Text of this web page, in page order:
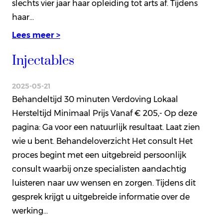
slechts vier jaar haar opleiding tot arts af. Tijdens
haar…
Lees meer >
Injectables
2025-05-21
Behandeltijd 30 minuten Verdoving Lokaal
Hersteltijd Minimaal Prijs Vanaf € 205,- Op deze
pagina: Ga voor een natuurlijk resultaat. Laat zien
wie u bent. Behandeloverzicht Het consult Het
proces begint met een uitgebreid persoonlijk
consult waarbij onze specialisten aandachtig
luisteren naar uw wensen en zorgen. Tijdens dit
gesprek krijgt u uitgebreide informatie over de
werking…